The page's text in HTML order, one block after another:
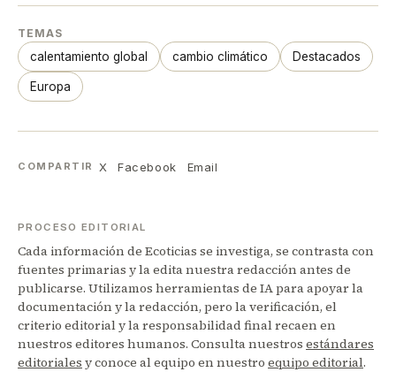
TEMAS
calentamiento global cambio climático Destacados
Europa
COMPARTIR X Facebook Email
PROCESO EDITORIAL
Cada información de Ecoticias se investiga, se contrasta con
fuentes primarias y la edita nuestra redacción antes de
publicarse. Utilizamos herramientas de IA para apoyar la
documentación y la redacción, pero la verificación, el
criterio editorial y la responsabilidad final recaen en
nuestros editores humanos. Consulta nuestros estándares
editoriales y conoce al equipo en nuestro equipo editorial.